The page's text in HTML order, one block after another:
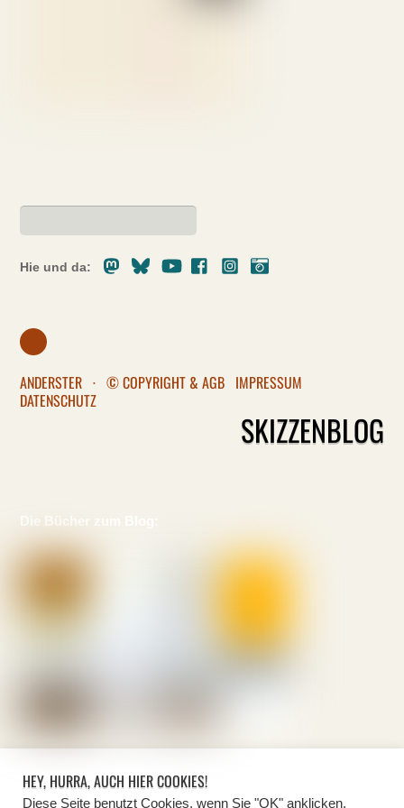
Hie und da:
MastodonBlueskyYoutubeFacebookInstagram
ANDERSTER · © COPYRIGHT & AGB IMPRESSUM
DATENSCHUTZ
SKIZZENBLOG
Die Bücher zum Blog:
HEY, HURRA, AUCH HIER COOKIES!
Diese Seite benutzt Cookies, wenn Sie "OK" anklicken,